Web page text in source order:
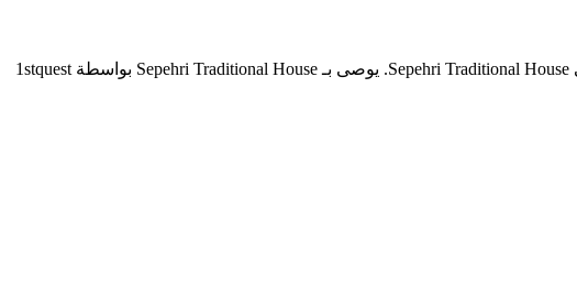
Sepehri Traditional House هو الإقامة نجمة في Shiraz. سيستمتع الضيوف بالضيافة الإيرانية ووجبة إفطار مجانية أثناء إقامتهم في Sepehri Traditional House. يوصى بـ Sepehri Traditional House بواسطة 1stquest